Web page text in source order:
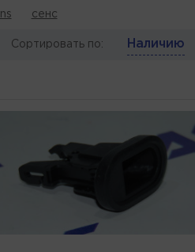
сенс
Сортировать по: Наличию